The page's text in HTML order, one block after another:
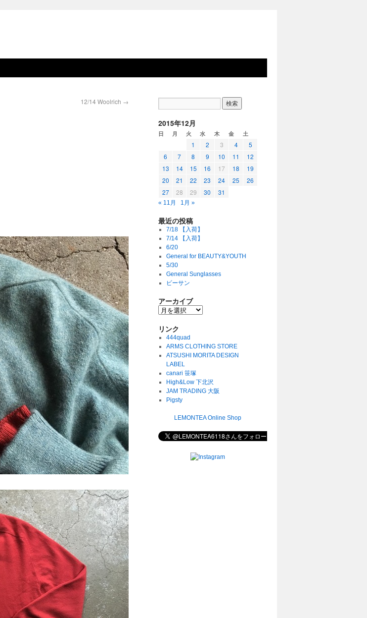
12/14 Woolrich →
2015年12月
日 月 火 水 木 金 土
1 2 3 4
5
6
7 8 9 10 11
12
13
14 15 16 17 18
19
20
21 22 23 24 25
26
27
28 29 30 31
« 11月 1月 »
最近の投稿
7/18 【入荷】
7/14 【入荷】
6/20
General for BEAUTY&YOUTH
5/30
General Sunglasses
ビーサン
アーカイブ
リンク
444quad
ARMS CLOTHING STORE
ATSUSHI MORITA DESIGN
LABEL
canari 笹塚
High&Low 下北沢
JAM TRADING 大阪
Pigsty
LEMONTEA Online Shop